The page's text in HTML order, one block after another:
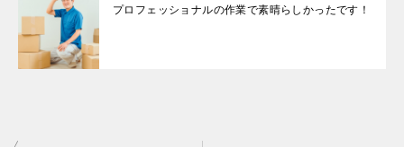
プロフェッショナルの作業で素晴らしかったです！